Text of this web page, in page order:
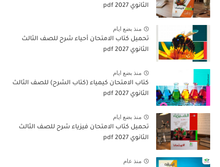
الثانوي 2027 pdf
منذ بضع ايام
تحميل كتاب الامتحان أحياء شرح للصف الثالث
الثانوي 2027 pdf
منذ بضع ايام
كتاب الامتحان كيمياء (كتاب الشرح) للصف الثالث
الثانوي pdf 2027
منذ بضع ايام
تحميل كتاب الامتحان فيزياء شرح للصف الثالث
الثانوي 2027 pdf
منذ عام